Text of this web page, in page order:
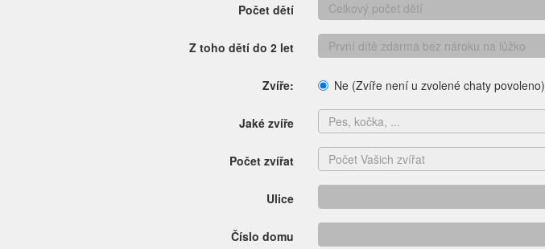
Počet dětí
Z toho dětí do 2 let
Zvíře: Ne (Zvíře není u zvolené chaty povoleno)
Jaké zvíře
Počet zvířat
Ulice
Číslo domu